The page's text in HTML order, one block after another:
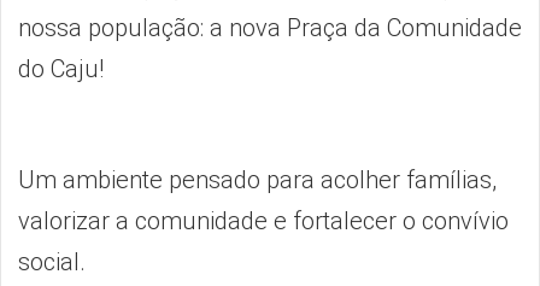
nossa população: a nova Praça da Comunidade
do Caju!
Um ambiente pensado para acolher famílias,
valorizar a comunidade e fortalecer o convívio
social.